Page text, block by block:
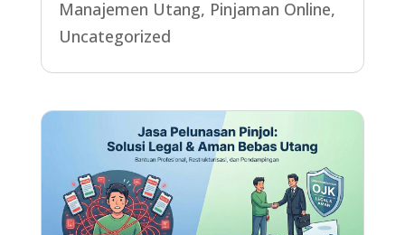
Manajemen Utang, Pinjaman Online,
Uncategorized